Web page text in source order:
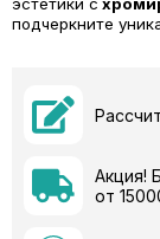
подчеркните
Акция!
от